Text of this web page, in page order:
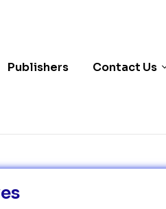
Publishers Contact Us